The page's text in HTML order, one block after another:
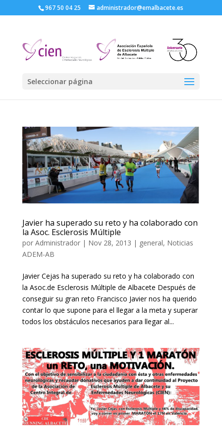
967 50 04 25 administrador@emalbacete.es
Seleccionar página
Javier ha superado su reto y ha colaborado con
la Asoc. Esclerosis Múltiple
por Administrador| Nov 28, 2013 | general, Noticias
ADEM-AB
Javier Cejas ha superado su reto y ha colaborado con
la Asoc.de Esclerosis Múltiple de Albacete Después de
conseguir su gran reto Francisco Javier nos ha querido
contar lo que supone para el llegar a la meta y superar
todos los obstáculos necesarios para llegar al...